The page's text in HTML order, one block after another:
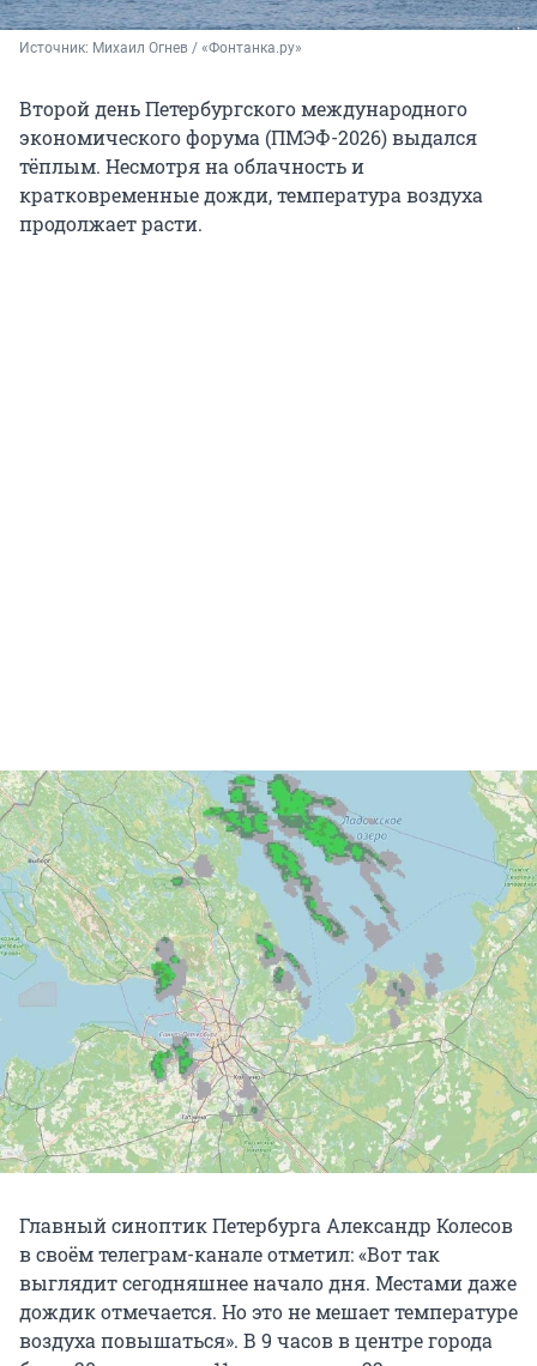
Источник: Михаил Огнев / «Фонтанка.ру»
Второй день Петербургского международного
экономического форума (ПМЭФ-2026) выдался
тёплым. Несмотря на облачность и
кратковременные дожди, температура воздуха
продолжает расти.
Главный синоптик Петербурга Александр Колесов
в своём телеграм-канале отметил: «Вот так
выглядит сегодняшнее начало дня. Местами даже
дождик отмечается. Но это не мешает температуре
воздуха повышаться». В 9 часов в центре города